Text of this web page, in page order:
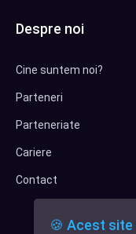
Despre noi
Cine suntem noi?
Parteneri
Parteneriate
Cariere
Contact
🍪 Acest